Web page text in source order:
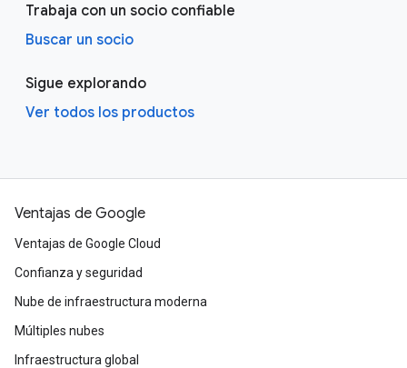
Trabaja con un socio confiable
Buscar un socio
Sigue explorando
Ver todos los productos
Ventajas de Google
Ventajas de Google Cloud
Confianza y seguridad
Nube de infraestructura moderna
Múltiples nubes
Infraestructura global